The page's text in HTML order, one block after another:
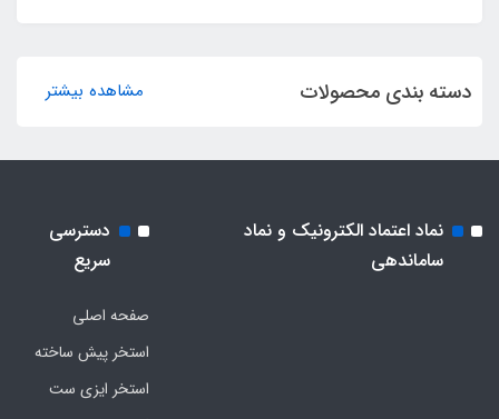
دسته بندی محصولات مشاهده بیشتر
نماد اعتماد الکترونیک و نماد
ساماندهی
دسترسی
سریع
صفحه اصلی
استخر پیش ساخته
استخر ایزی ست